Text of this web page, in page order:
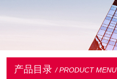
产品目录 / PRODUCT MENU